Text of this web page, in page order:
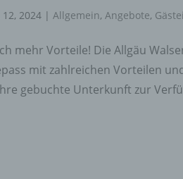
12, 2024 | Allgemein, Angebote,
mehr Vorteile! Die Allgäu
mit zahlreichen Vorteilen
gebuchte Unterkunft zur